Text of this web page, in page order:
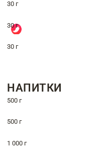
30 г
30 г
30 г
НАПИТКИ
500 г
500 г
1 000 г